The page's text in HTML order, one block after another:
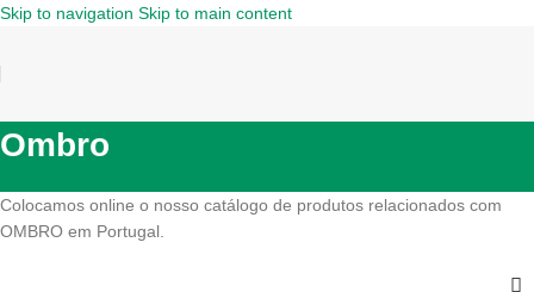
Skip to navigation Skip to main content
Ombro
Colocamos online o nosso catálogo de produtos relacionados com
OMBRO em Portugal.